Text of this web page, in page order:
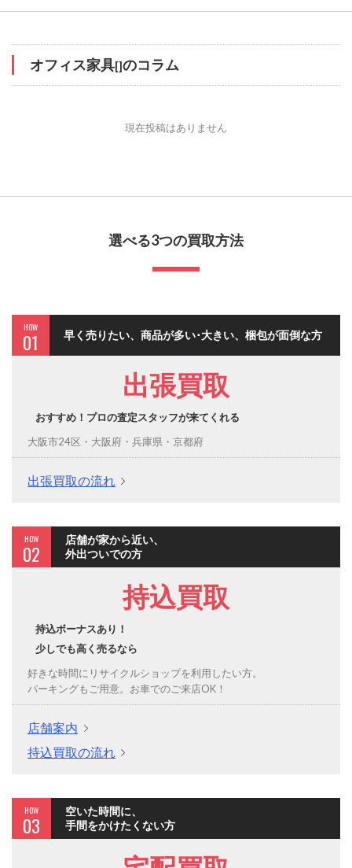
オフィス家具[]のコラム
現在投稿はありません
選べる3つの買取方法
HOW
01 早く売りたい、商品が多い･大きい、梱包が面倒な方
出張買取
おすすめ！プロの査定スタッフが来てくれる
大阪市24区・大阪府・兵庫県・京都府
出張買取の流れ
HOW
02
店舗が家から近い、
外出ついでの方
持込買取
持込ボーナスあり！
少しでも高く売るなら
好きな時間にリサイクルショップを利用したい方。
パーキングもご用意。お車でのご来店OK！
店舗案内
持込買取の流れ
HOW
03
空いた時間に、
手間をかけたくない方